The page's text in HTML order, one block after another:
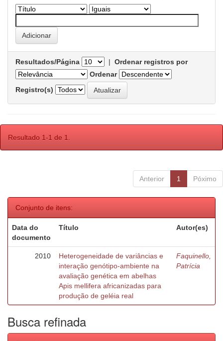
Resultados/Página | Ordenar registros por
Ordenar
Registro(s)
Resultado 1-1 de 1.
Anterior 1 Póximo
Conjunto de itens:
Data do
documento
Título Autor(es)
2010
Heterogeneidade de variâncias e
interação genótipo-ambiente na
avaliação genética em abelhas
Apis mellifera africanizadas para
produção de geléia real
Faquinello,
Patrícia
Busca refinada